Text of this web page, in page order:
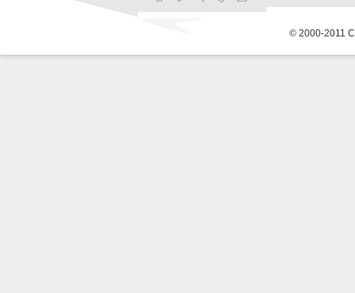
© 2000-2011